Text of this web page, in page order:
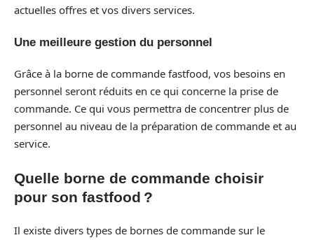
actuelles offres et vos divers services.
Une meilleure gestion du personnel
Grâce à la borne de commande fastfood, vos besoins en
personnel seront réduits en ce qui concerne la prise de
commande. Ce qui vous permettra de concentrer plus de
personnel au niveau de la préparation de commande et au
service.
Quelle borne de commande choisir
pour son fastfood ?
Il existe divers types de bornes de commande sur le